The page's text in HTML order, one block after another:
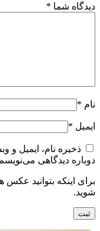
دیدگاه شما *
نام *
ایمیل *
ذخیره نام، ایمیل و
دوباره دیدگاهی
برای اینکه بتوانید عکس
شوید.